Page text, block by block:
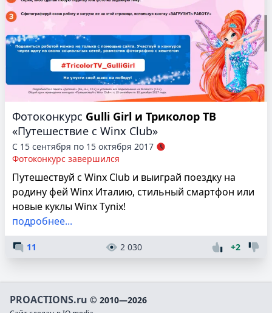
Фотоконкурс Gulli Girl и Триколор ТВ
«Путешествие с Winx Club»
С 15 сентября по 15 октября 2017
Фотоконкурс завершился
Путешествуй с Winx Club и выиграй поездку на
родину фей Winx Италию, стильный смартфон или
новые куклы Winx Tynix!
подробнее...
11 2 030 +2
PROACTIONS.ru © 2010—2026